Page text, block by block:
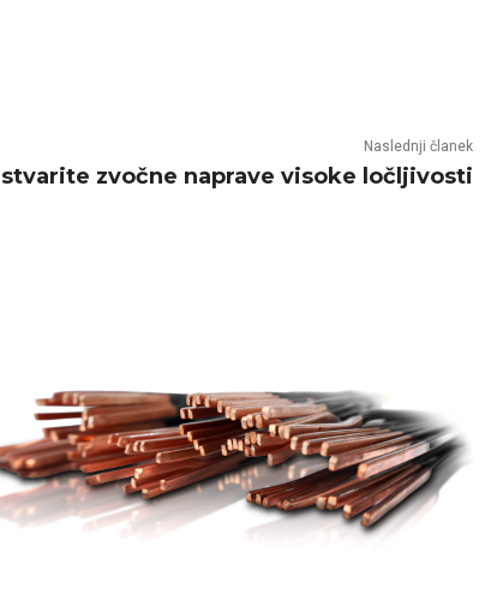
Naslednji članek
zvočne naprave visoke ločljivosti